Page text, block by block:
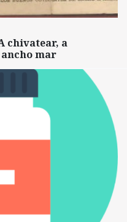
chivatear, a
mar